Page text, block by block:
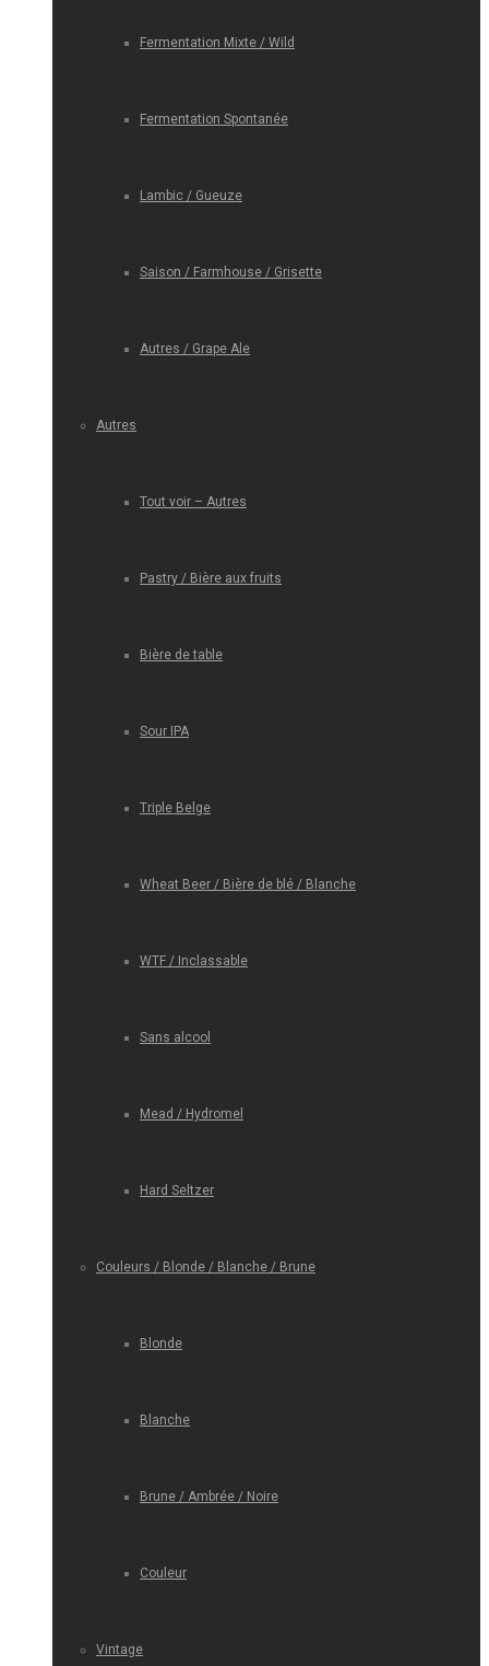
Fermentation Mixte / Wild
Fermentation Spontanée
Lambic / Gueuze
Saison / Farmhouse / Grisette
Autres / Grape Ale
Autres
Tout voir – Autres
Pastry / Bière aux fruits
Bière de table
Sour IPA
Triple Belge
Wheat Beer / Bière de blé / Blanche
WTF / Inclassable
Sans alcool
Mead / Hydromel
Hard Seltzer
Couleurs / Blonde / Blanche / Brune
Blonde
Blanche
Brune / Ambrée / Noire
Couleur
Vintage